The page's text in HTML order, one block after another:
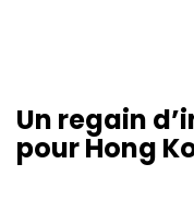
Un regain
pour Hong